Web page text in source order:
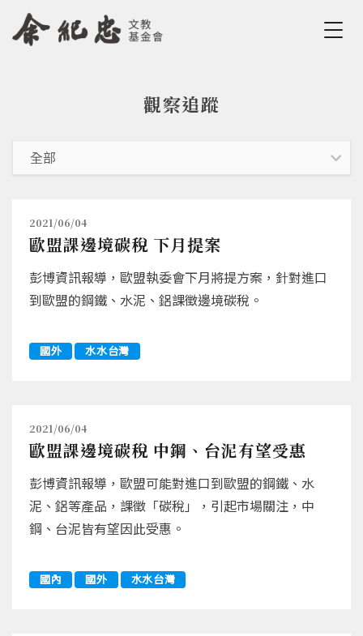
Jump to Navigation
Jump to Main content
觀察追蹤
2021/06/04
歐盟課邊境碳稅 下月提案
彭博資訊報導，歐盟執委會下月將提方案，針對進口
到歐盟的鋼鐵、水泥、鋁課徵邊境碳稅。
國外 水水台灣
2021/06/04
歐盟課邊境碳稅 中鋼、台泥有望受惠
彭博資訊報導，歐盟可能對進口到歐盟的鋼鐵、水
泥、鋁等產品，課徵「碳稅」，引起市場關注，中
鋼、台泥皆有望因此受惠。
國內 國外 水水台灣